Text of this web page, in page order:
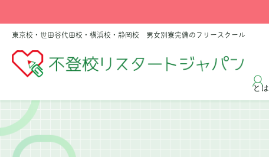
東京校・世田谷代田校・横浜校・静岡校 男女別寮完備のフリースクール
とは